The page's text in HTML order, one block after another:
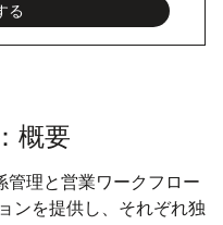
る
概要
理と営業ワークフロー
ンを提供し、それぞれ独